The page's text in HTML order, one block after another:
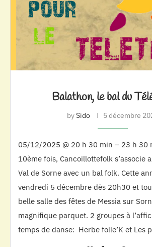
Balathon, le bal du
bySido 5 décembre
05/12/2025 @ 20 h 30 min – 23 h 30
10ème fois, Cancoillottefolk s’associe
Val de Sorne avec un bal folk. Cette
vendredi 5 décembre dès 20h30 et
belle salle des fêtes de Messia sur
magnifique parquet. 2 groupes à
temps de danse: Herbe folle’K et Les